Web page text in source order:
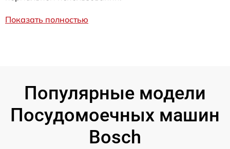
Показать полностью
Популярные модели
Посудомоечных машин
Bosch